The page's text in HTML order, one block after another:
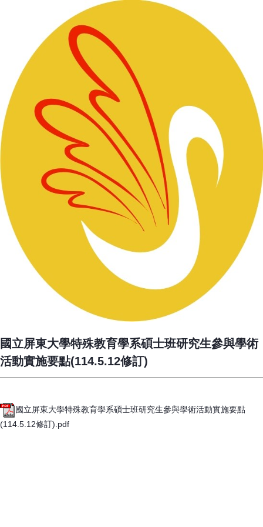
國立屏東大學特殊教育學系碩士班研究生參與學術
活動實施要點(114.5.12修訂)
國立屏東大學特殊教育學系碩士班研究生參與學術活動實施要點
(114.5.12修訂).pdf